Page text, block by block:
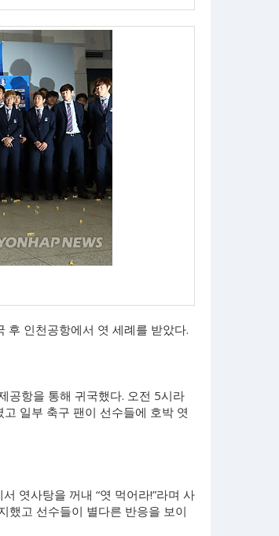
인천공항에서 엿 세례를 받았다.
공항을 통해 귀국했다. 오전 5시라
일부 축구 팬이 선수들에 호박 엿
엿사탕을 꺼내 “엿 먹어라!”라며 사
했고 선수들이 별다른 반응을 보이